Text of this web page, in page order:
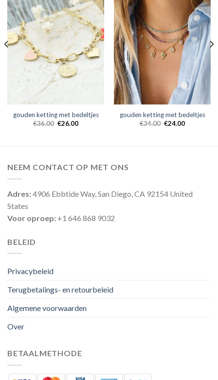
gouden ketting met bedeltjes
€36.00 €26.00
gouden ketting met bedeltjes
€34.00 €24.00
NEEM CONTACT OP MET ONS
Adres:4906 Ebbtide Way, San Diego, CA 92154 United
States
Voor oproep: +1 646 868 9032
BELEID
Privacybeleid
Terugbetalings- en retourbeleid
Algemene voorwaarden
Over
BETAALMETHODE